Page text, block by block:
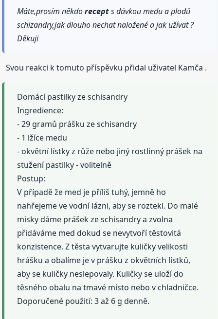
Máte,prosím někdorecepts dávkou medu a plodů
schizandry,jak dlouho nechat naložené a jak užívat ?
Děkuji
Svou reakci k tomuto příspěvku přidal uživatel Kamča .
Domácí pastilky ze schisandry
Ingredience:
- 29 gramů prášku ze schisandry
- 1 lžíce medu
- okvětní lístky z růže nebo jiný rostlinný prášek na
stužení pastilky - volitelně
Postup:
V případě že med je příliš tuhý, jemně ho
nahřejeme ve vodní lázni, aby se roztekl. Do malé
misky dáme prášek ze schisandry a zvolna
přidáváme med dokud se nevytvoří těstovitá
konzistence. Z těsta vytvarujte kuličky velikosti
hrášku a obalíme je v prášku z okvětních lístků,
aby se kuličky neslepovaly. Kuličky se uloží do
těsného obalu na tmavé místo nebo v chladničce.
Doporučené použití: 3 až 6 g denně.